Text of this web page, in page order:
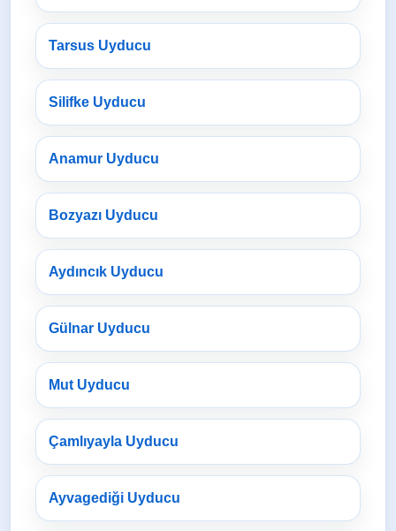
Tarsus Uyducu
Silifke Uyducu
Anamur Uyducu
Bozyazı Uyducu
Aydıncık Uyducu
Gülnar Uyducu
Mut Uyducu
Çamlıyayla Uyducu
Ayvagediği Uyducu